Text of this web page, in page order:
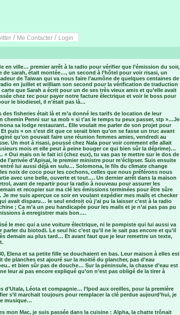
/ Me Contacter / Login
en ville… premier arrêt à la radio pour vérifier que l’émission du soir,
de sarah, était montée…, un second à l’hôtel pour voir risasi, un
de Taiwan qui va nous faire l’aumône de quelques centaines de
en juillet et william son second pour la vérification de traduction
que Sarah a écrit pour un de ses très vieux amis et qu’elle avait
chez tec pour payer notre facture électrique et voir le boss pour
le biodiesel, il n’était pas là…
des fisheries était là et m’a donné les tarifs de location de leur
chemin Penni sur sa mob « si t’as le temps tu peux passer, stp »…Je
sa lodge restaurant.. Elle voulait me parler de son projet pour
puis « on s’est dit que ce serait bien qu’on se fasse un truc avant
qu’on pouvait faire une réunion femmes amies, vendredi au
Un mot à risasi, poussé chez Nala pour voir comment elle allait
mois et elle peut à peine bouger ce qui bien sûr la déprime)…
« Oui mais on le fait ici (chez eux), tu vas pas te mettre sur le dos de
l’arrivée d’Apisai, le premier ministre pour m’éclipser. Suis ensuite
lui aussi déjà en sulu… Solomona, le fils du climate change
noix de coco pour les cochons, celles que nous préférons nous
avec une belle, ouverte et tout…. Un dernier arrêt dans la maison
avant de repartir pour la radio à nouveau pour assurer les
et recopier sur ma clé les émissions terminées pour être sûre
me suis aperçue ce soir en voulant expédier mes mails et checker
avait disparu… le seul endroit où j’ai pu la laisser c’est à la radio
; Ca m’a un peu handicapée pour les mails et je n’ai pas pas pu
à enregistrer mais bon….
le mec qui a une voiture électrique, ni le pompiste qui lui aussi va
du biotodi. Le seul hic c’est qu’il ne le sait pas encore et qu’il
demain au plus tard… Et avant faut que je leur remettre un texte,
Elena et sa petite fille se douchaient en bas. Leur maison à elles est
de planches est ajouré sur la moitié du plancher, pas d’eau
et bien sûr pas de douche… Sur la péninsule, la chasse d’eau est
leur ai pas encore expliqué qu’on n’est pas obligé de la tirer à
d’Utala, Léota et compagnie… l’Ipod aux oreilles, pour la première
s’il marchait toujours pour remplacer la clé perdue aujourd’hui, je
musique…
mon Mac, je suis passée dans la cuisine : Alpha, la chatte trônait